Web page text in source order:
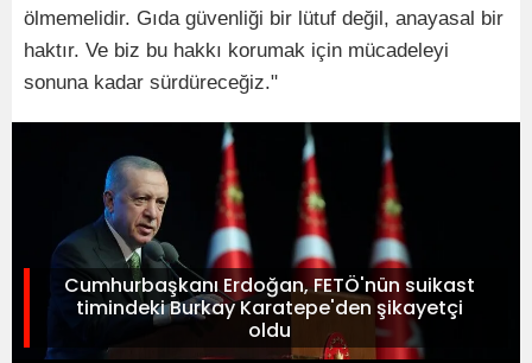
ölmemelidir. Gıda güvenliği bir lütuf değil, anayasal bir
haktır. Ve biz bu hakkı korumak için mücadeleyi
sonuna kadar sürdüreceğiz."
Cumhurbaşkanı Erdoğan, FETÖ'nün suikast
timindeki Burkay Karatepe'den şikayetçi
oldu